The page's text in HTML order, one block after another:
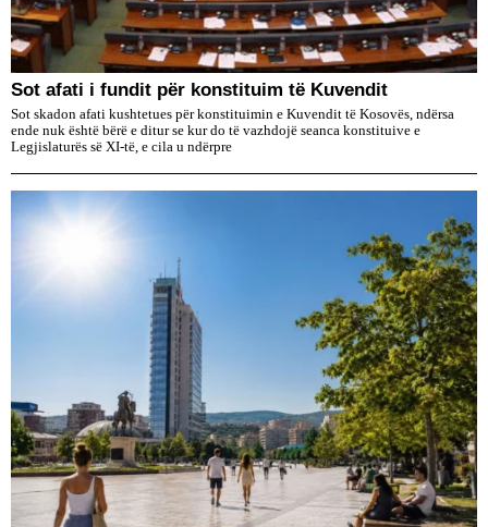
​Sot afati i fundit për konstituim të Kuvendit
Sot skadon afati kushtetues për konstituimin e Kuvendit të Kosovës, ndërsa
ende nuk është bërë e ditur se kur do të vazhdojë seanca konstituive e
Legjislaturës së XI-të, e cila u ndërpre